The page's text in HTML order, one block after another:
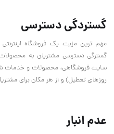
گستردگی دسترسی
مهم ترین مزیت یک فروشگاه
گسترگی دسترسی مشتریان به
سایت فروشگاهی، محصولات و خدمات
روزهای تعطیل) و از هر مکان برای
عدم انبار